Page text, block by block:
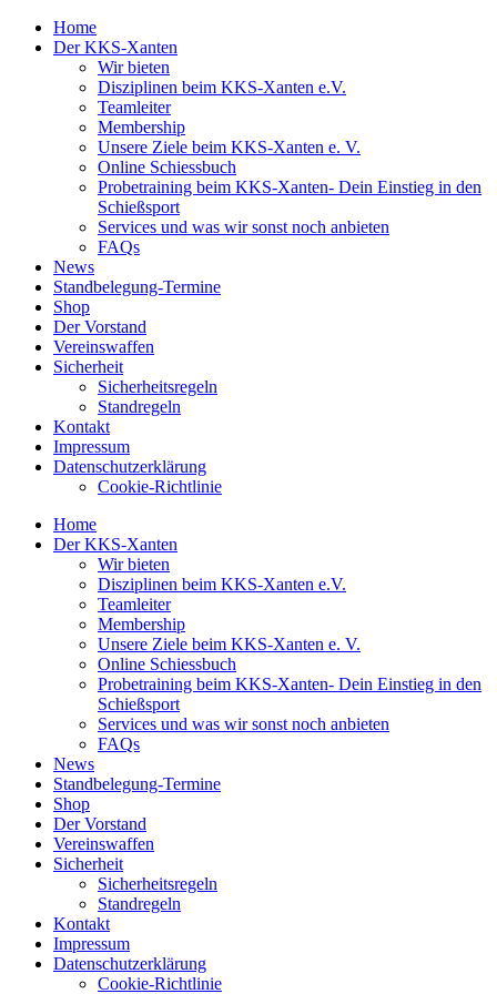
Home
Der KKS-Xanten
Wir bieten
Disziplinen beim KKS-Xanten e.V.
Teamleiter
Membership
Unsere Ziele beim KKS-Xanten e. V.
Online Schiessbuch
Probetraining beim KKS-Xanten- Dein Einstieg in den
Schießsport
Services und was wir sonst noch anbieten
FAQs
News
Standbelegung-Termine
Shop
Der Vorstand
Vereinswaffen
Sicherheit
Sicherheitsregeln
Standregeln
Kontakt
Impressum
Datenschutzerklärung
Cookie-Richtlinie
Home
Der KKS-Xanten
Wir bieten
Disziplinen beim KKS-Xanten e.V.
Teamleiter
Membership
Unsere Ziele beim KKS-Xanten e. V.
Online Schiessbuch
Probetraining beim KKS-Xanten- Dein Einstieg in den
Schießsport
Services und was wir sonst noch anbieten
FAQs
News
Standbelegung-Termine
Shop
Der Vorstand
Vereinswaffen
Sicherheit
Sicherheitsregeln
Standregeln
Kontakt
Impressum
Datenschutzerklärung
Cookie-Richtlinie